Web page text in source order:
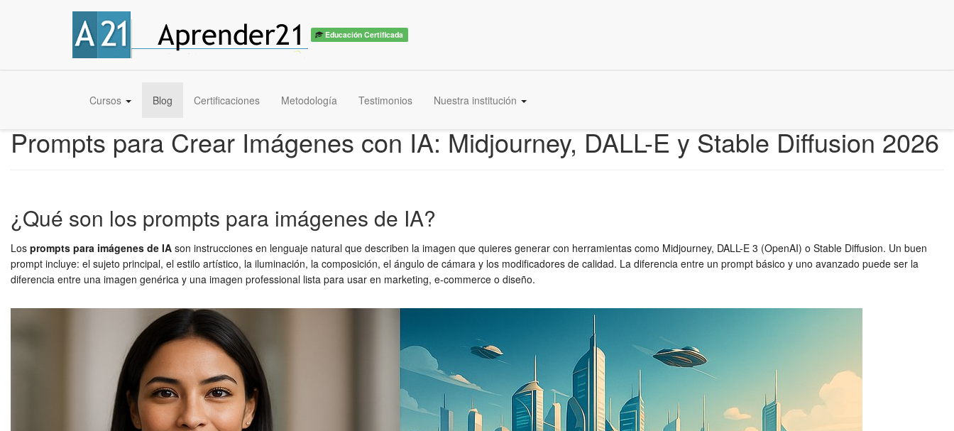
Educación Certificada
Cursos Blog Certificaciones Metodología Testimonios Nuestra institución
Prompts para Crear Imágenes con IA: Midjourney, DALL-E y Stable Diffusion 2026
¿Qué son los prompts para imágenes de IA?
Los prompts para imágenes de IA son instrucciones en lenguaje natural que describen la imagen que quieres generar con herramientas como Midjourney, DALL-E 3 (OpenAI) o Stable Diffusion. Un buen
prompt incluye: el sujeto principal, el estilo artístico, la iluminación, la composición, el ángulo de cámara y los modificadores de calidad. La diferencia entre un prompt básico y uno avanzado puede ser la
diferencia entre una imagen genérica y una imagen professional lista para usar en marketing, e-commerce o diseño.